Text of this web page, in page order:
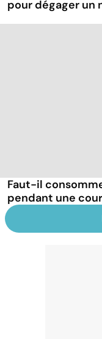
pour dégager un
Faut-il
pendant une